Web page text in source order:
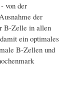
von der
der
B-Zelle in allen
ein optimales
B-Zellen und